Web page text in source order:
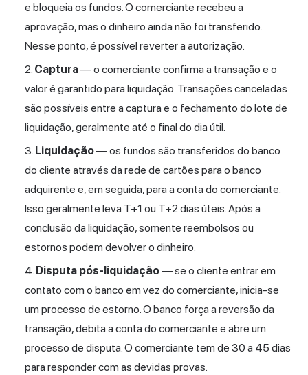
e bloqueia os fundos. O comerciante recebeu a
aprovação, mas o dinheiro ainda não foi transferido.
Nesse ponto, é possível reverter a autorização.
Captura— o comerciante confirma a transação e o
valor é garantido para liquidação. Transações canceladas
são possíveis entre a captura e o fechamento do lote de
liquidação, geralmente até o final do dia útil.
Liquidação— os fundos são transferidos do banco
do cliente através da rede de cartões para o banco
adquirente e, em seguida, para a conta do comerciante.
Isso geralmente leva T+1 ou T+2 dias úteis. Após a
conclusão da liquidação, somente reembolsos ou
estornos podem devolver o dinheiro.
Disputa pós-liquidação— se o cliente entrar em
contato com o banco em vez do comerciante, inicia-se
um processo de estorno. O banco força a reversão da
transação, debita a conta do comerciante e abre um
processo de disputa. O comerciante tem de 30 a 45 dias
para responder com as devidas provas.